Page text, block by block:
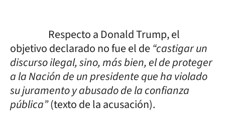
Respecto a Donald Trump, el
objetivo declarado no fue el de “castigar un
discurso ilegal, sino, más bien, el de proteger
a la Nación de un presidente que ha violado
su juramento y abusado de la confianza
pública”(texto de la acusación).